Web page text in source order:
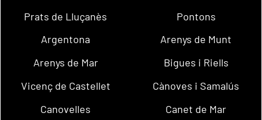
Prats de Lluçanès
Pontons
Argentona
Arenys de Munt
Arenys de Mar
Bigues i Riells
Vicenç de Castellet
Cànoves i Samalús
Canovelles
Canet de Mar